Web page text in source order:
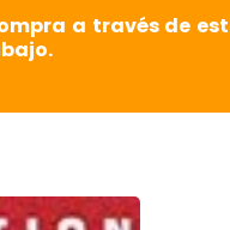
a través de